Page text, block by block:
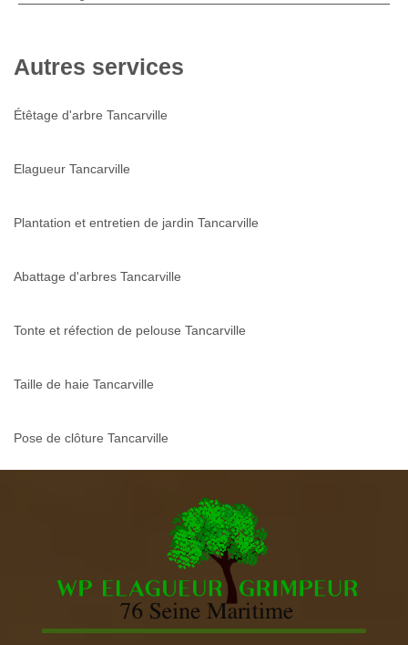
Autres services
Étêtage d'arbre Tancarville
Elagueur Tancarville
Plantation et entretien de jardin Tancarville
Abattage d'arbres Tancarville
Tonte et réfection de pelouse Tancarville
Taille de haie Tancarville
Pose de clôture Tancarville